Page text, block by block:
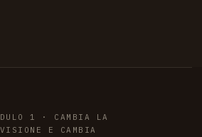
1 · CAMBIA LA
E CAMBIA